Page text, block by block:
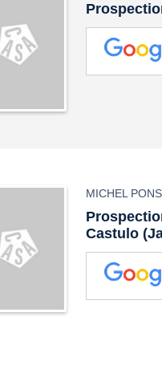
MICHEL
Castulo